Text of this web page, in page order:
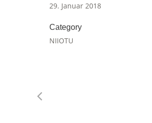
29. Januar 2018
Category
NIIOTU